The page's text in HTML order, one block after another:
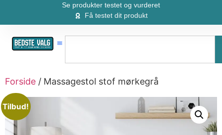
Se produkter testet og vurderet
Få testet dit produkt
Forside / Massagestol stof mørkegrå
Tilbud!